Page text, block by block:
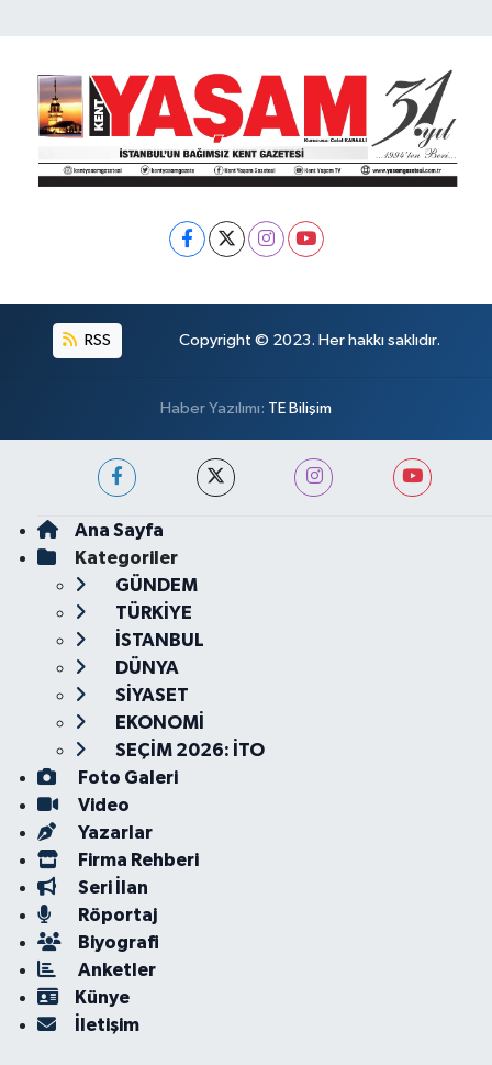
RSS Copyright © 2023. Her hakkı saklıdır.
Haber Yazılımı: TE Bilişim
Ana Sayfa
Kategoriler
GÜNDEM
TÜRKİYE
İSTANBUL
DÜNYA
SİYASET
EKONOMİ
SEÇİM 2026: İTO
Foto Galeri
Video
Yazarlar
Firma Rehberi
Seri İlan
Röportaj
Biyografi
Anketler
Künye
İletişim